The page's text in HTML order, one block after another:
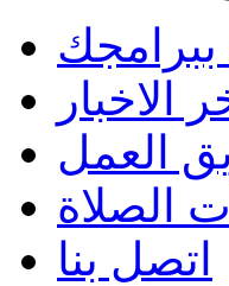
الاخبار
العمل
الصلاة
اتصل بنا